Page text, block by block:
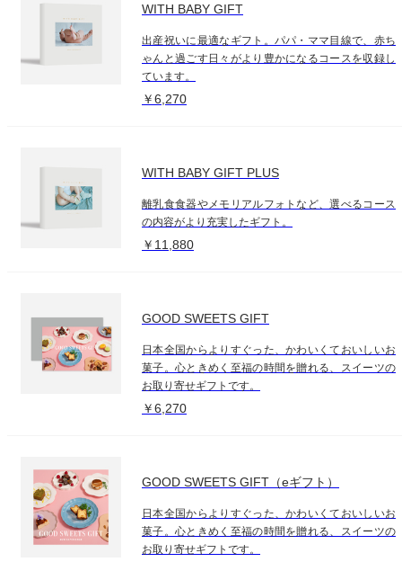
WITH BABY GIFT
出産祝いに最適なギフト。パパ・ママ目線で、赤ち
ゃんと過ごす日々がより豊かになるコースを収録し
ています。
￥6,270
WITH BABY GIFT PLUS
離乳食食器やメモリアルフォトなど、選べるコース
の内容がより充実したギフト。
￥11,880
GOOD SWEETS GIFT
日本全国からよりすぐった、かわいくておいしいお
菓子。心ときめく至福の時間を贈れる、スイーツの
お取り寄せギフトです。
￥6,270
GOOD SWEETS GIFT（eギフト）
日本全国からよりすぐった、かわいくておいしいお
菓子。心ときめく至福の時間を贈れる、スイーツの
お取り寄せギフトです。